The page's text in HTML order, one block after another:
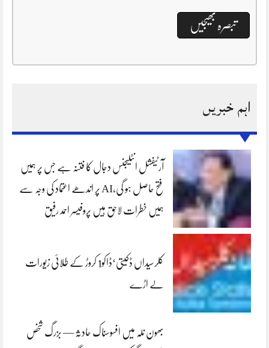
اہم خبریں
آرٹیفشل انٹلیجنس دجال کا فتنہ ہے جس پر ہمیں
فتح حاصل ہو گی،AI پر اندھے اعتماد کی وجہ سے
ہمیں خطرات لاحق ہیں پروفیسر احمد رفیق
کلرسیداں ڈکیتی‘ڈاکو1 کروڑ کے طلائی زیورات
لے اڑے
بھون نلہ میں افسوسناک حادثہ — بزرگ شخص